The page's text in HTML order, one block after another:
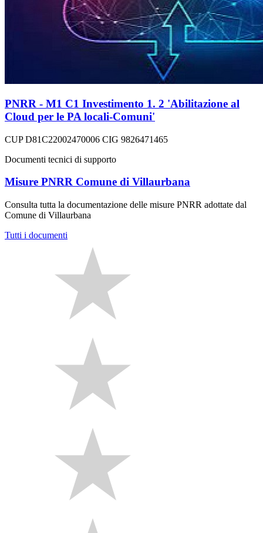
PNRR - M1 C1 Investimento 1. 2 'Abilitazione al
Cloud per le PA locali-Comuni'
CUP D81C22002470006 CIG 9826471465
Documenti tecnici di supporto
Misure PNRR Comune di Villaurbana
Consulta tutta la documentazione delle misure PNRR adottate dal
Comune di Villaurbana
Tutti i documenti